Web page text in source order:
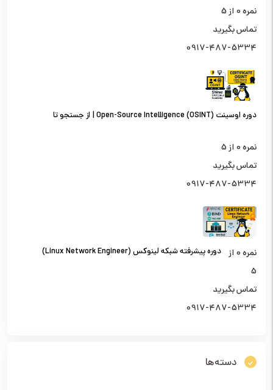
نمره0 از 5
تماس بگیرید
0917-487-5334
دوره اوسینت (OSINT) Open-Source Intelligence | از جستجو تا
نمره0 از 5
تماس بگیرید
0917-487-5334
دوره پیشرفته شبکه لینوکس (Linux Network Engineer) نمره0 از
5
تماس بگیرید
0917-487-5334
دسته‌ها